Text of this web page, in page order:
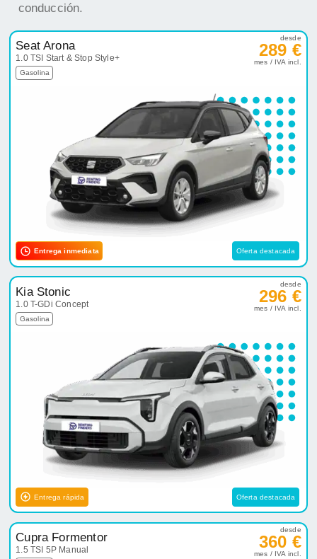
conducción.
Seat Arona
1.0 TSI Start & Stop Style+
Gasolina
desde
289 €
mes / IVA incl.
Entrega inmediata Oferta destacada
Kia Stonic
1.0 T-GDi Concept
Gasolina
desde
296 €
mes / IVA incl.
Entrega rápida Oferta destacada
Cupra Formentor
1.5 TSI 5P Manual
desde
360 €
mes / IVA incl.